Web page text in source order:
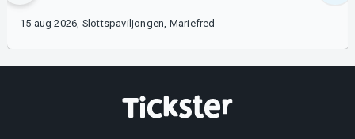
15 aug 2026, Slottspaviljongen, Mariefred